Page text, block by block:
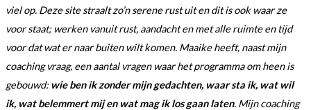
viel op. Deze site straalt zo’n serene rust uit en dit is ook waar ze
voor staat; werken vanuit rust, aandacht en met alle ruimte en tijd
voor dat wat er naar buiten wilt komen. Maaike heeft, naast mijn
coaching vraag, een aantal vragen waar het programma om heen is
gebouwd: wie ben ik zonder mijn gedachten, waar sta ik, wat wil
ik, wat belemmert mij en wat mag ik los gaan laten. Mijn coaching